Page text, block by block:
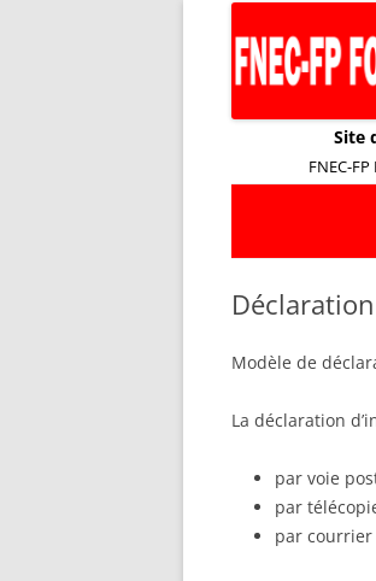
Site
FNEC-
Modèle de
La déclaration
par voie
par
par